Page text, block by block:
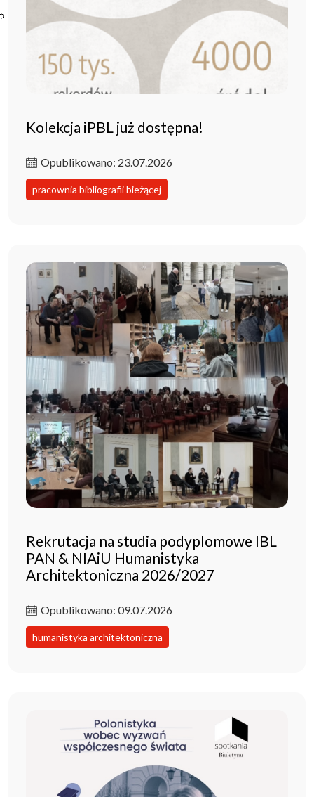
Poczta ibl.waw.pl
Kontakt
Kolekcja iPBL już dostępna!
Opublikowano: 23.07.2026
pracownia bibliografii bieżącej
Rekrutacja na studia podyplomowe IBL
PAN & NIAiU Humanistyka
Architektoniczna 2026/2027
Opublikowano: 09.07.2026
humanistyka architektoniczna